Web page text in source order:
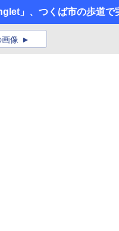
」、つくば市の歩道で
画像